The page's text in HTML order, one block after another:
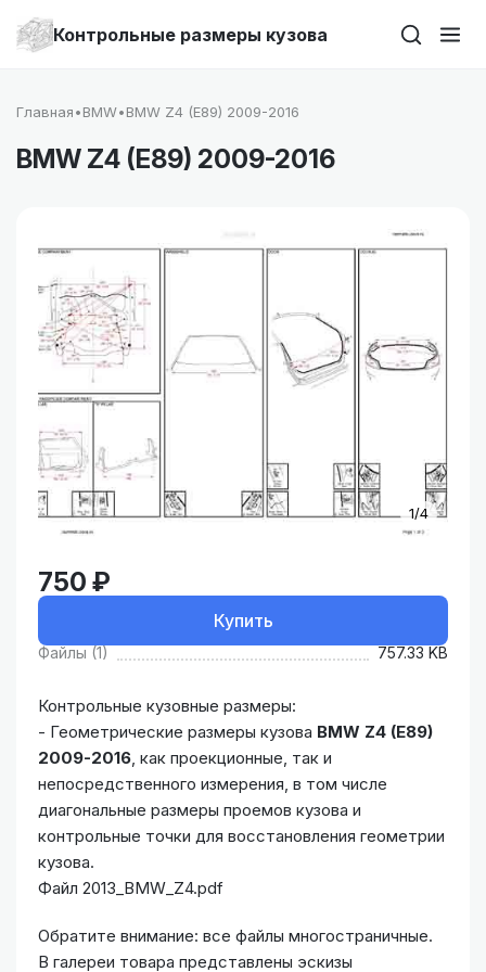
Контрольные размеры кузова
Главная•BMW•BMW Z4 (E89) 2009-2016
BMW Z4 (E89) 2009-2016
1/4
750 ₽
Купить
Файлы (1) 757.33 KB
Контрольные кузовные размеры:
- Геометрические размеры кузова BMW Z4 (E89)
2009-2016 , как проекционные, так и
непосредственного измерения, в том числе
диагональные размеры проемов кузова и
контрольные точки для восстановления геометрии
кузова.
Файл 2013_BMW_Z4.pdf
Обратите внимание: все файлы многостраничные.
В галереи товара представлены эскизы